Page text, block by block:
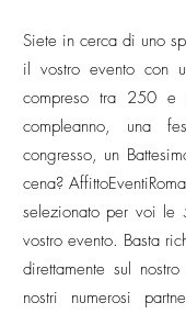
Siete in cerca di uno
il vostro evento con
compreso tra 250
compleanno, una
congresso, un
cena?
selezionato per voi
vostro evento. Basta
direttamente sul
nostri numerosi